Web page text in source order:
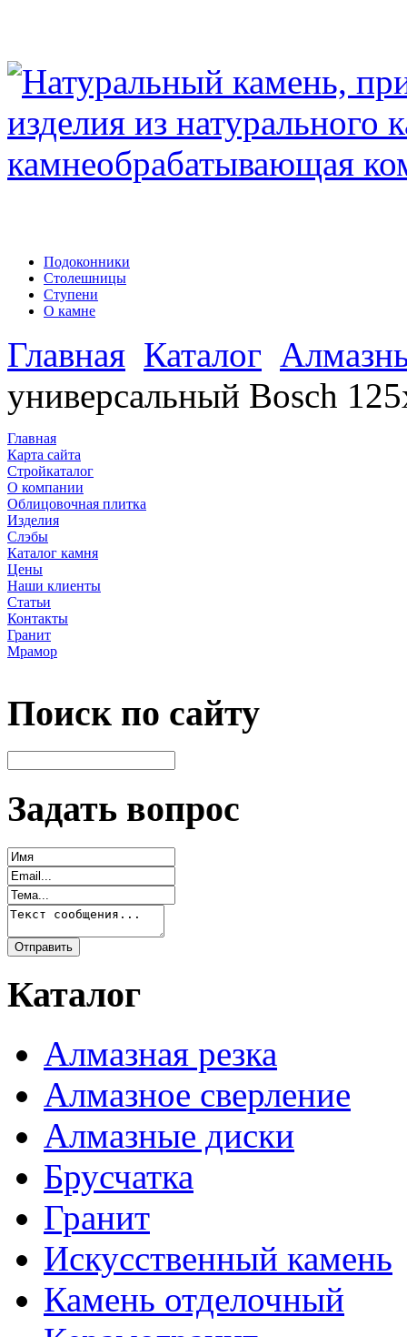
Подоконники
Столешницы
Ступени
О камне
Главная Каталог
универсальный Bosch
Главная
Карта сайта
Стройкаталог
О компании
Облицовочная плитка
Изделия
Слэбы
Каталог камня
Цены
Наши клиенты
Статьи
Контакты
Гранит
Мрамор
Поиск по сайту
Задать вопрос
Каталог
Алмазная резка
Алмазное сверление
Алмазные диски
Брусчатка
Гранит
Искусственный камень
Камень отделочный